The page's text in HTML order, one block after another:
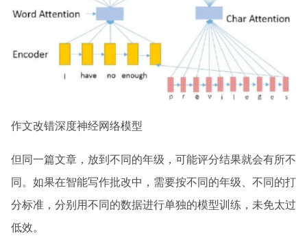
作文改错深度神经网络模型
但同一篇文章，放到不同的年级，可能评分结果就会有所不
同。如果在智能写作批改中，需要按不同的年级、不同的打
分标准，分别用不同的数据进行单独的模型训练，未免太过
低效。